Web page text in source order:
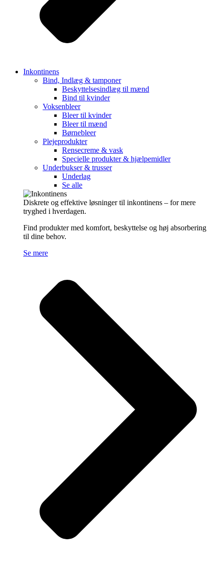
Inkontinens
Bind, Indlæg & tamponer
Beskyttelsesindlæg til mænd
Bind til kvinder
Voksenbleer
Bleer til kvinder
Bleer til mænd
Børnebleer
Plejeprodukter
Rensecreme & vask
Specielle produkter & hjælpemidler
Underbukser & trusser
Underlag
Se alle
Diskrete og effektive løsninger til inkontinens – for mere
tryghed i hverdagen.
Find produkter med komfort, beskyttelse og høj absorbering
til dine behov.
Se mere